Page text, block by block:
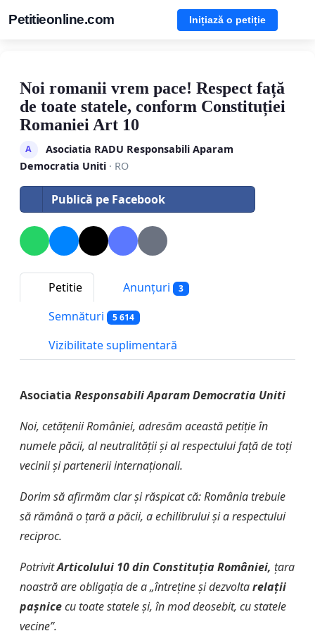
Petitieonline.com Inițiază o petiție
Noi romanii vrem pace! Respect față
de toate statele, conform Constituției
Romaniei Art 10
A
Asociatia RADU Responsabili Aparam
Democratia Uniti · RO
Publică pe Facebook
Petitie Anunțuri 3
Semnături 5 614
Vizibilitate suplimentară
Asociatia Responsabili Aparam Democratia Uniti
Noi, cetățenii României, adresăm această petiție în
numele păcii, al neutralității și al respectului față de toți
vecinii și partenerii internaționali.
Dorim să afirmăm clar și răspicat că: România trebuie
să rămână o țară a păcii, a echilibrului și a respectului
reciproc.
PotrivitArticolului 10 din Constituția României, țara
noastră are obligația de a „întreține și dezvoltarelații
pașnicecu toate statele și, în mod deosebit, cu statele
vecine”.